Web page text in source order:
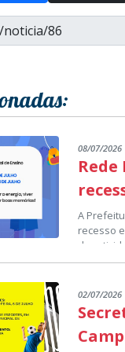
08/07/2026
A
recesso
das
A
lazer e
As
02/07/2026